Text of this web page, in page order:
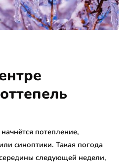
потепление,
синоптики. Такая погода
следующей недели,